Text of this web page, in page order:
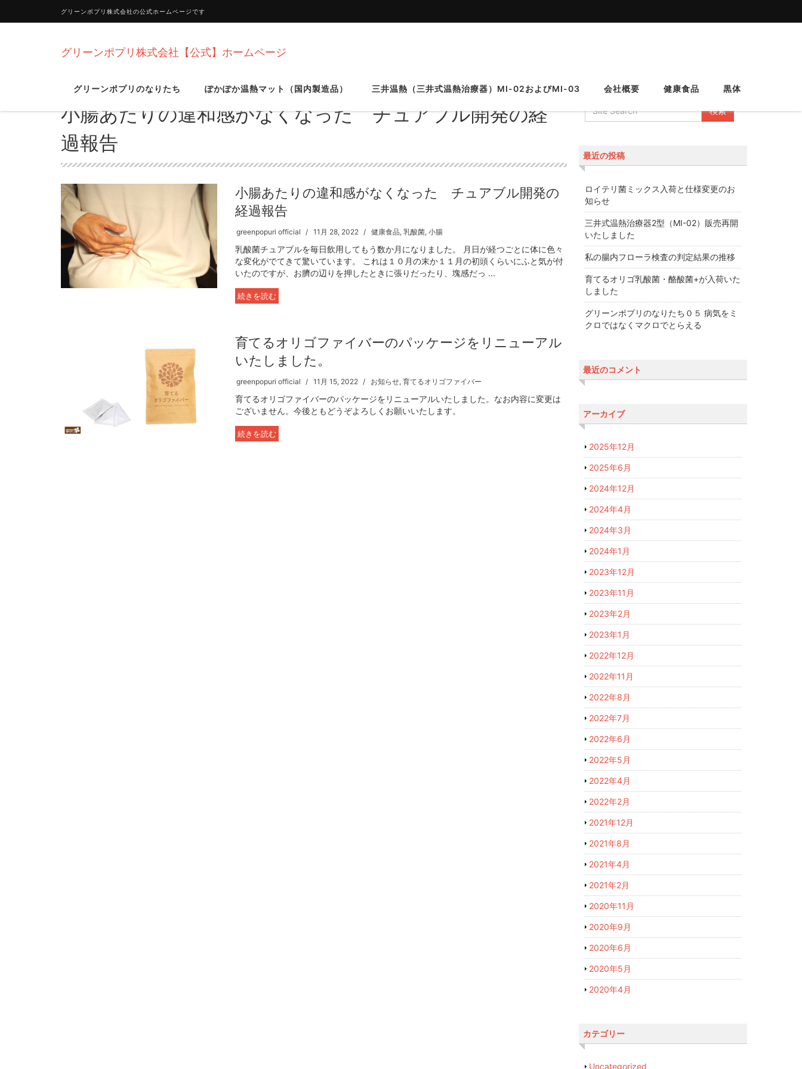
グリーンポプリ株式会社の公式ホームページです
グリーンポプリ株式会社【公式】ホームページ
グリーンポプリのなりたち ぽかぽか温熱マット（国内製造品） 三井温熱（三井式温熱治療器）MI-02およびMI-03 会社概要 健康食品 黒体
小腸あたりの違和感がなくなった チュアブル開発の経
過報告
小腸あたりの違和感がなくなった チュアブル開発の
経過報告
greenpopuri official 11月 28, 2022 健康食品,乳酸菌,小腸
乳酸菌チュアブルを毎日飲用してもう数か月になりました。 月日が経つごとに体に色々
な変化がでてきて驚いています。 これは１０月の末か１１月の初頭くらいにふと気が付
いたのですが、お臍の辺りを押したときに張りだったり、塊感だっ ...
続きを読む
育てるオリゴファイバーのパッケージをリニューアル
いたしました。
greenpopuri official 11月 15, 2022 お知らせ,育てるオリゴファイバー
育てるオリゴファイバーのパッケージをリニューアルいたしました。なお内容に変更は
ございません。今後ともどうぞよろしくお願いいたします。
続きを読む
最近の投稿
ロイテリ菌ミックス入荷と仕様変更のお
知らせ
三井式温熱治療器2型（MI-02）販売再開
いたしました
私の腸内フローラ検査の判定結果の推移
育てるオリゴ乳酸菌・酪酸菌+が入荷いた
しました
グリーンポプリのなりたち０５ 病気をミ
クロではなくマクロでとらえる
最近のコメント
アーカイブ
2025年12月
2025年6月
2024年12月
2024年4月
2024年3月
2024年1月
2023年12月
2023年11月
2023年2月
2023年1月
2022年12月
2022年11月
2022年8月
2022年7月
2022年6月
2022年5月
2022年4月
2022年2月
2021年12月
2021年8月
2021年4月
2021年2月
2020年11月
2020年9月
2020年6月
2020年5月
2020年4月
カテゴリー
Uncategorized